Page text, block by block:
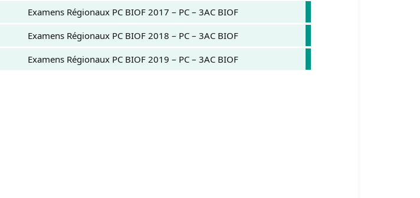
Examens Régionaux PC BIOF 2017 – PC – 3AC BIOF
Examens Régionaux PC BIOF 2018 – PC – 3AC BIOF
Examens Régionaux PC BIOF 2019 – PC – 3AC BIOF